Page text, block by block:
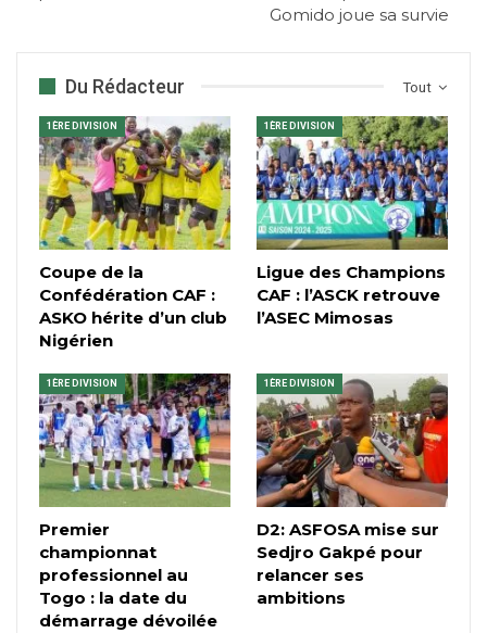
Gomido joue sa survie
Tout
Du Rédacteur
1ÈRE DIVISION
Coupe de la
Confédération CAF :
ASKO hérite d’un club
Nigérien
1ÈRE DIVISION
Ligue des Champions
CAF : l’ASCK retrouve
l’ASEC Mimosas
1ÈRE DIVISION
Premier
championnat
professionnel au
Togo : la date du
démarrage dévoilée
1ÈRE DIVISION
D2: ASFOSA mise sur
Sedjro Gakpé pour
relancer ses
ambitions